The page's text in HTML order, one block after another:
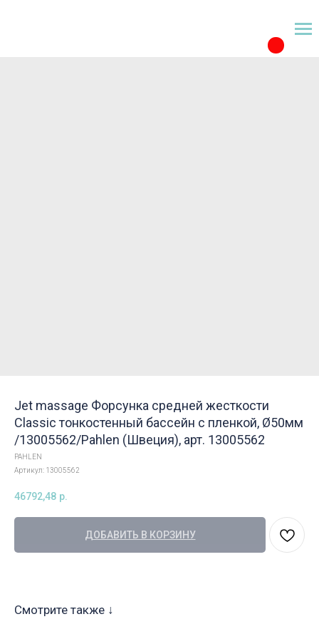
Jet massage Форсунка средней жесткости
Classic тонкостенный бассейн с пленкой, Ø50мм
/13005562/Pahlen (Швеция), арт. 13005562
PAHLEN
Артикул: 13005562
46792,48 р.
ДОБАВИТЬ В КОРЗИНУ
Смотрите также ↓